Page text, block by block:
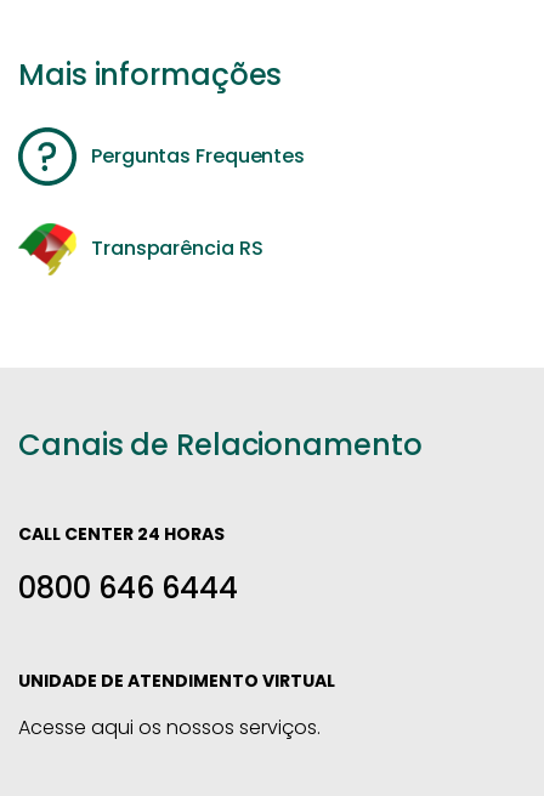
Mais informações
Perguntas Frequentes
Transparência RS
Canais de Relacionamento
CALL CENTER 24 HORAS
0800 646 6444
UNIDADE DE ATENDIMENTO VIRTUAL
Acesse aqui os nossos serviços.